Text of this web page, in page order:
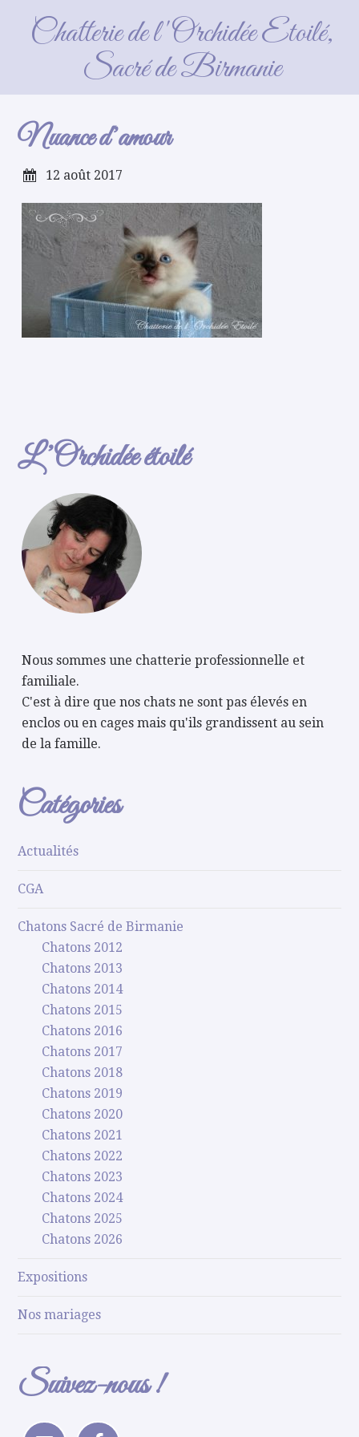
Chatterie de l'Orchidée Etoilé,
Sacré de Birmanie
Nuance d’amour
Nuance d’amour
12 août 2017
L’Orchidée étoilé
Nous sommes une chatterie professionnelle et
familiale.
C'est à dire que nos chats ne sont pas élevés en
enclos ou en cages mais qu'ils grandissent au sein
de la famille.
Catégories
Actualités
CGA
Chatons Sacré de Birmanie
Chatons 2012
Chatons 2013
Chatons 2014
Chatons 2015
Chatons 2016
Chatons 2017
Chatons 2018
Chatons 2019
Chatons 2020
Chatons 2021
Chatons 2022
Chatons 2023
Chatons 2024
Chatons 2025
Chatons 2026
Expositions
Nos mariages
Suivez-nous !